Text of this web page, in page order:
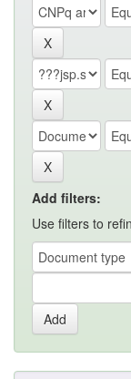
Add filters:
Use filters to